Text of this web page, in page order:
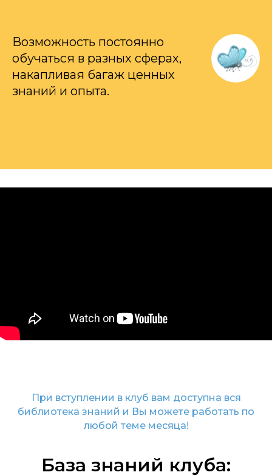
Возможность постоянно
обучаться в разных сферах,
накапливая багаж ценных
знаний и опыта.
При вступлении в клуб вам доступна вся
библиотека знаний и Вы можете работать по
любой теме месяца!
База знаний клуба: